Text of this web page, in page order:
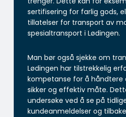
sertifisering for farlig gods,
tillatelser for transport av
spesialtransport i Lødingen.
Man bør også sjekke om
Lødingen har tilstrekkelig
kompetanse for å håndtere
sikker og effektiv måte.
undersøke ved å se på
kundeanmeldelser og